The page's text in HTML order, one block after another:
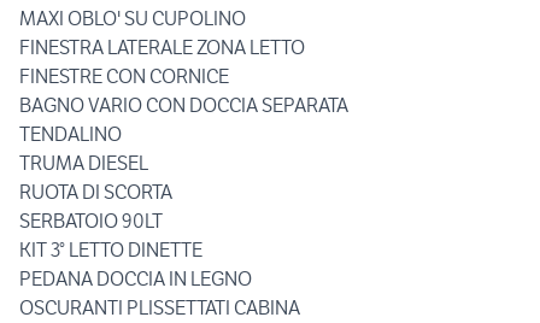
MAXI OBLO' SU CUPOLINO
FINESTRA LATERALE ZONA LETTO
FINESTRE CON CORNICE
BAGNO VARIO CON DOCCIA SEPARATA
TENDALINO
TRUMA DIESEL
RUOTA DI SCORTA
SERBATOIO 90LT
KIT 3° LETTO DINETTE
PEDANA DOCCIA IN LEGNO
OSCURANTI PLISSETTATI CABINA